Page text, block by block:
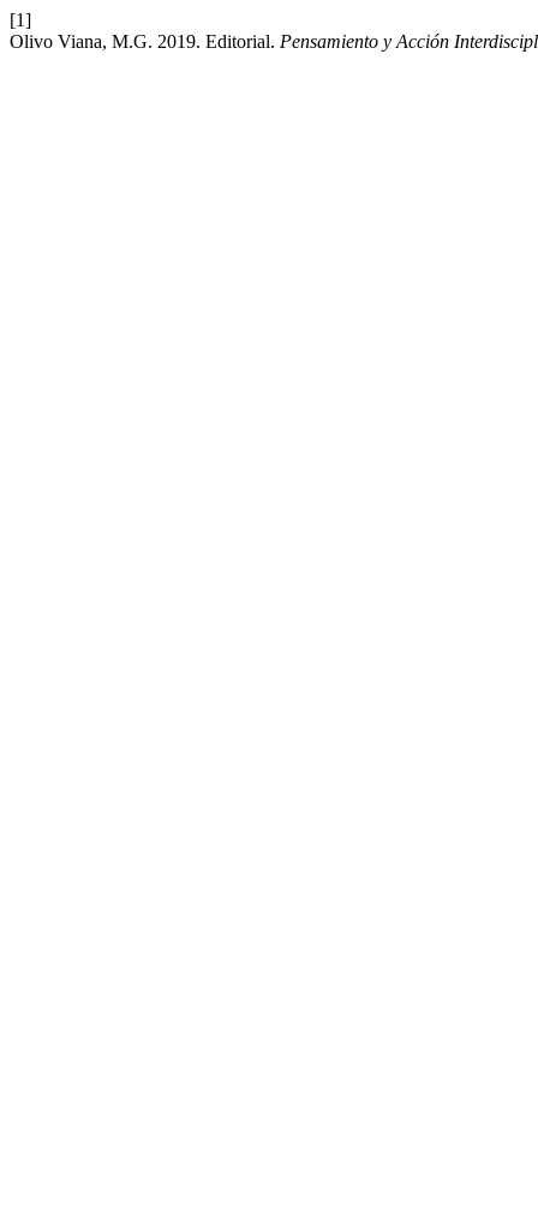
[1]
Olivo Viana, M.G. 2019. Editorial. Pensamiento y Acción